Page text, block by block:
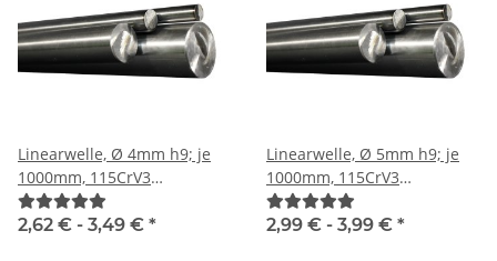
Linearwelle, Ø 4mm h9; je
1000mm, 115CrV3
geschliffen und poliert
2,62 € - 3,49 € *
Linearwelle, Ø 5mm h9; je
1000mm, 115CrV3
geschliffen und poliert
2,99 € - 3,99 € *